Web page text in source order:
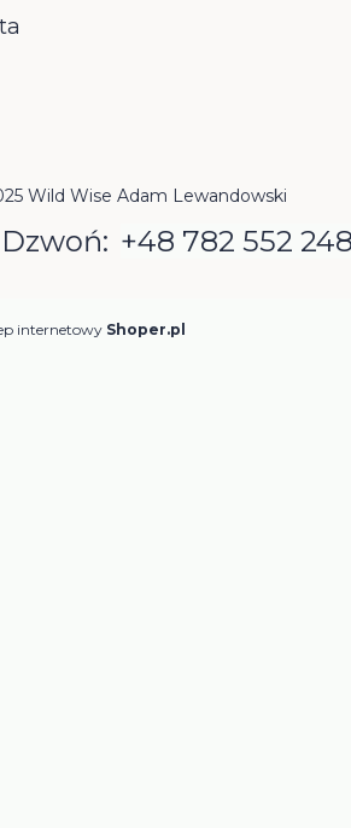
Wild Wise Adam Lewandowski
+48 782 552
internetowy Shoper.pl
0. Zobacz szczegóły